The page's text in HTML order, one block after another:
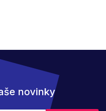
novinky